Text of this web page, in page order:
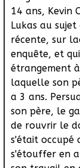
14 ans, Kevin
Lukas au
récente, sur
enquête, et
étrangement
laquelle son
a 3 ans.
son père, le
de rouvrir le
s'était occupé
s'étouffer en